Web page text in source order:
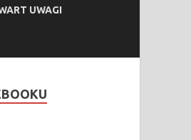
UWAGI